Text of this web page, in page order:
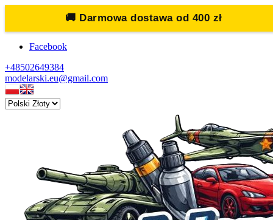
🚚 Darmowa dostawa od 400 zł
Facebook
+48502649384
modelarski.eu@gmail.com